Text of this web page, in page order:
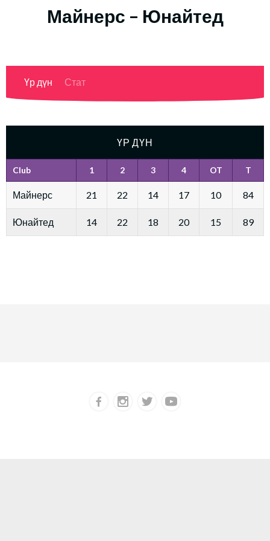
Майнерс – Юнайтед
Үр дүн Стат
ҮР ДҮН
Club 1 2 3 4 OT T
Майнерс 21 22 14 17 10 84
Юнайтед 14 22 18 20 15 89